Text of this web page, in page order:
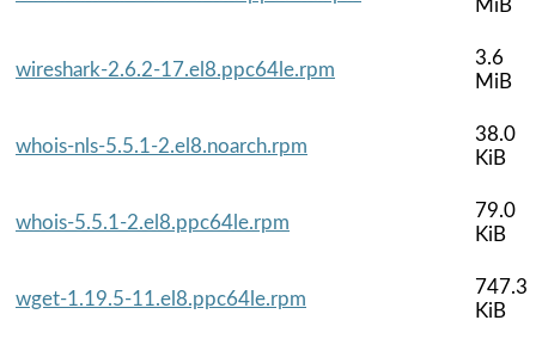
MiB
wireshark-2.6.2-17.el8.ppc64le.rpm
3.6
MiB
whois-nls-5.5.1-2.el8.noarch.rpm
38.0
KiB
whois-5.5.1-2.el8.ppc64le.rpm
79.0
KiB
wget-1.19.5-11.el8.ppc64le.rpm
747.3
KiB